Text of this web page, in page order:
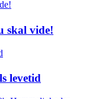
skal vide!
levetid